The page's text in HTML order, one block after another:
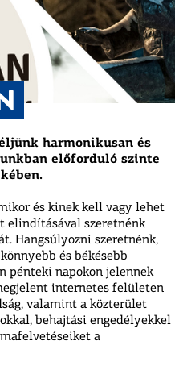
harmonikusan és
előforduló szinte
és kinek kell vagy lehet
elindításával szeretnénk
Hangsúlyozni szeretnénk,
és békésebb
pénteki napokon jelennek
internetes felületen
valamint a közterület
behajtási engedélyekkel
a